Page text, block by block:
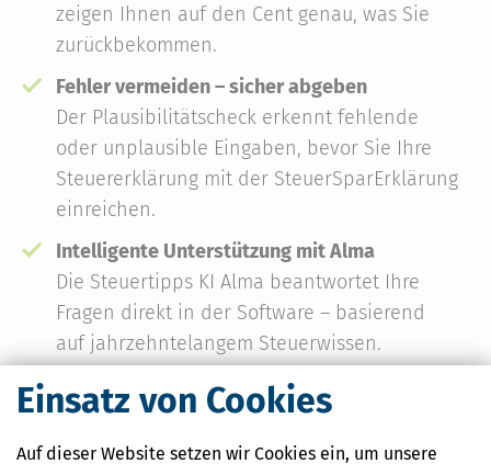
Einsatz von Cookies
Auf dieser Website setzen wir Cookies ein, um unsere
zeigen Ihnen auf den Cent genau, was Sie
zurückbekommen.
Fehler vermeiden – sicher abgeben
Der Plausibilitätscheck erkennt fehlende
oder unplausible Eingaben, bevor Sie Ihre
Steuererklärung mit der SteuerSparErklärung
einreichen.
Intelligente Unterstützung mit Alma
Die Steuertipps KI Alma beantwortet Ihre
Fragen direkt in der Software – basierend
auf jahrzehntelangem Steuerwissen.
Eine Lizenz – alle Geräte